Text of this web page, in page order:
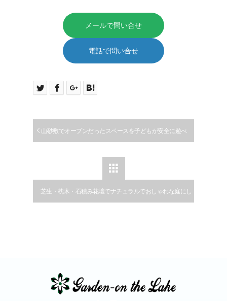
メールで問い合せ
電話で問い合せ
山砂敷でオープンだったスペースを子どもが安全に遊べ

芝生・枕木・石積み花壇でナチュラルでおしゃれな庭にし